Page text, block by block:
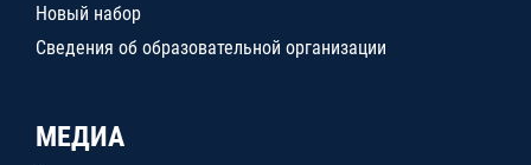
Новый набор
Сведения об образовательной организации
МЕДИА